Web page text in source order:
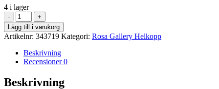
4 i lager
-
Yellow
Ochre
(719)
-
Rosa
Gallery
Helkopp
mängd
+
Lägg till i varukorg
Artikelnr: 343719 Kategori: Rosa Gallery Helkopp
Beskrivning
Recensioner0
Beskrivning